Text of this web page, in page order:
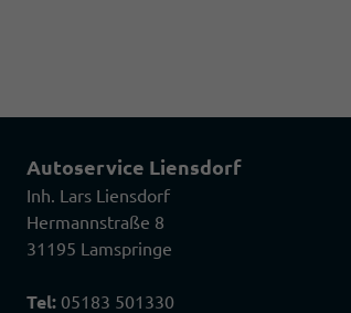
Autoservice Liensdorf
Inh. Lars Liensdorf
Hermannstraße 8
31195 Lamspringe
Tel: 05183 501330